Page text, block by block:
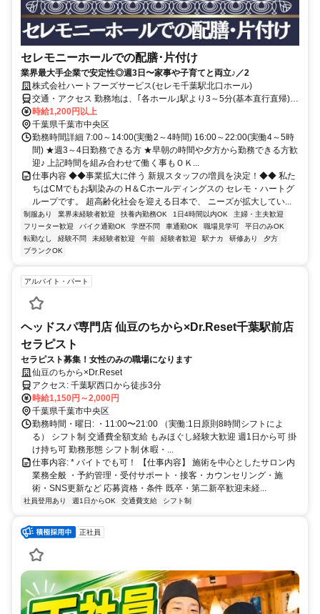
セレモニーホールでの配膳･片付け
業界最大手企業で安定性◎週3日〜家事や子育てと両立♪／2
株式会社ハートフーズサービス(セレモ千葉駅北口ホール)
交通・アクセス 勤務地は、｢各ホール｣駅より3～5分(基本直行直帰)の
駅近現場多数
時給1,200円以上
千葉県千葉市中央区
勤務時間詳細 7:00～14:00(実働2～4時間) 16:00～22:00(実働4～5時
間) ★週3～4日勤務できる方 ★早朝の時間や夕方から勤務できる方歓
迎♪ 上記時間を組み合わせて働く事もＯＫ...
仕事内容 ◆◆事業拡大に伴う 新規スタッフの増員を決定！◆◆ 私た
ちはCMでもお馴染みの H＆Cホールディングスの セレモ・ハートグ
ループです。 超高齢化社会を迎える日本で、 ニーズが拡大してい...
制服あり 業界未経験者歓迎 扶養内勤務OK 1日4時間以内OK
主婦・主夫歓迎
フリーター歓迎
バイク通勤OK 学歴不問 車通勤OK 職場見学可
平日のみOK
転勤なし
経験不問 未経験者歓迎 午前 経験者歓迎 駅ナカ 研修あり
夕方
ブランクOK
アルバイト・パート
ヘッドスパ専門店 仙豆のちから×Dr.Reset千葉駅前店
セラピスト
セラピスト募集！女性のみの職場になります
仙豆のちから×Dr.Reset
アクセス: 千葉駅西口から徒歩3分
時給1,150円～2,000円
千葉県千葉市中央区
勤務時間・曜日: ・11:00〜21:00 （実働:1日原則8時間シフトによ
る） シフト制 交通費全額支給 もみほぐし経験大歓迎 週1日から可 掛
け持ち可 勤務形態 シフト制 休暇・...
仕事内容: * バイトでも可！ 【仕事内容】 施術を中心としたサロン内
業務全般 ・予約管理・受付サポート・接客・カウンセリング・施
術・SNS更新など 応募資格・条件 既卒・第二新卒歓迎未経...
社員登用あり 週1日からOK 交通費支給 シフト制
正社員